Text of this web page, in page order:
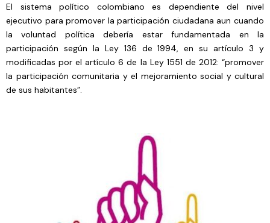
El sistema político colombiano es dependiente del nivel
ejecutivo para promover la participación ciudadana aun cuando
la voluntad política debería estar fundamentada en la
participación según la Ley 136 de 1994, en su artículo 3 y
modificadas por el artículo 6 de la Ley 1551 de 2012: “promover
la participación comunitaria y el mejoramiento social y cultural
de sus habitantes”.